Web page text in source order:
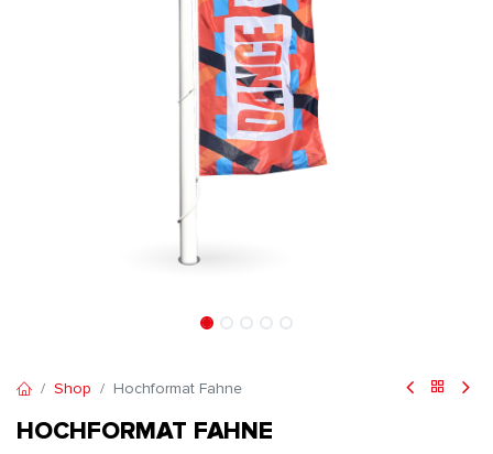
Shop Hochformat Fahne
HOCHFORMAT FAHNE